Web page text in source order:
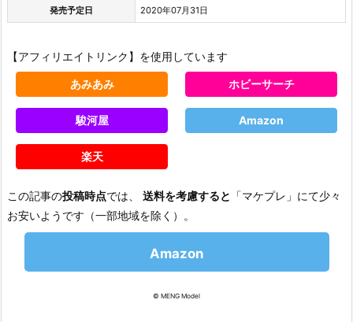
発売予定日 2020年07月31日
【アフィリエイトリンク】を使用しています
あみあみ ホビーサーチ
駿河屋 Amazon
楽天
この記事の投稿時点では、 送料を考慮すると 「マケプレ」にて少々
お安いようです（一部地域を除く）。
Amazon
© MENG Model